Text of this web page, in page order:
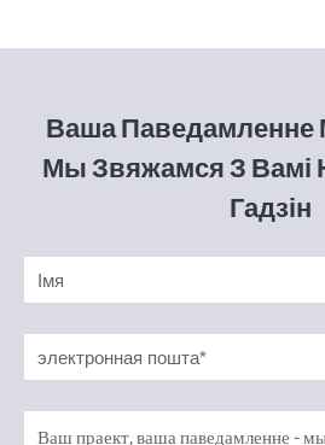
Ваша Паведамленне
Мы Звяжамся З Вамі
Гадзін